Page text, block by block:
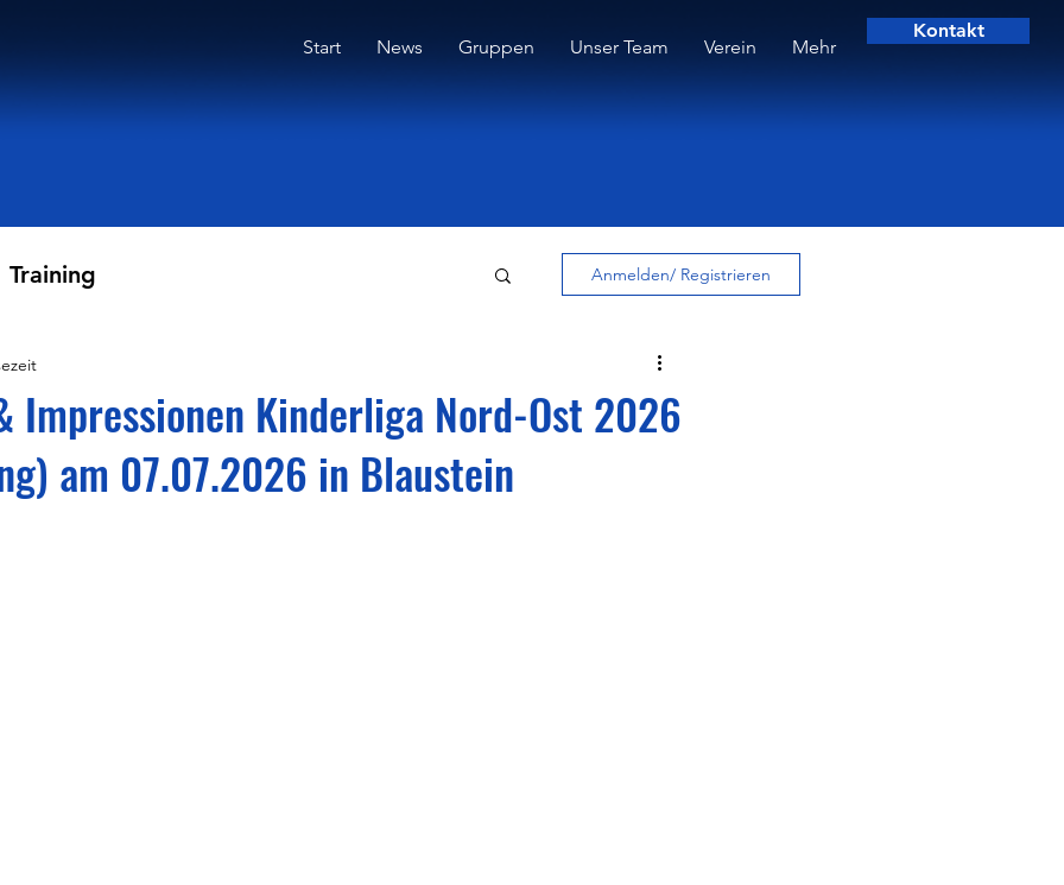
Start News Gruppen Unser Team Verein Mehr
Kontakt
Training Anmelden/ Registrieren
Impressionen Kinderliga Nord-Ost 2026
am 07.07.2026 in Blaustein